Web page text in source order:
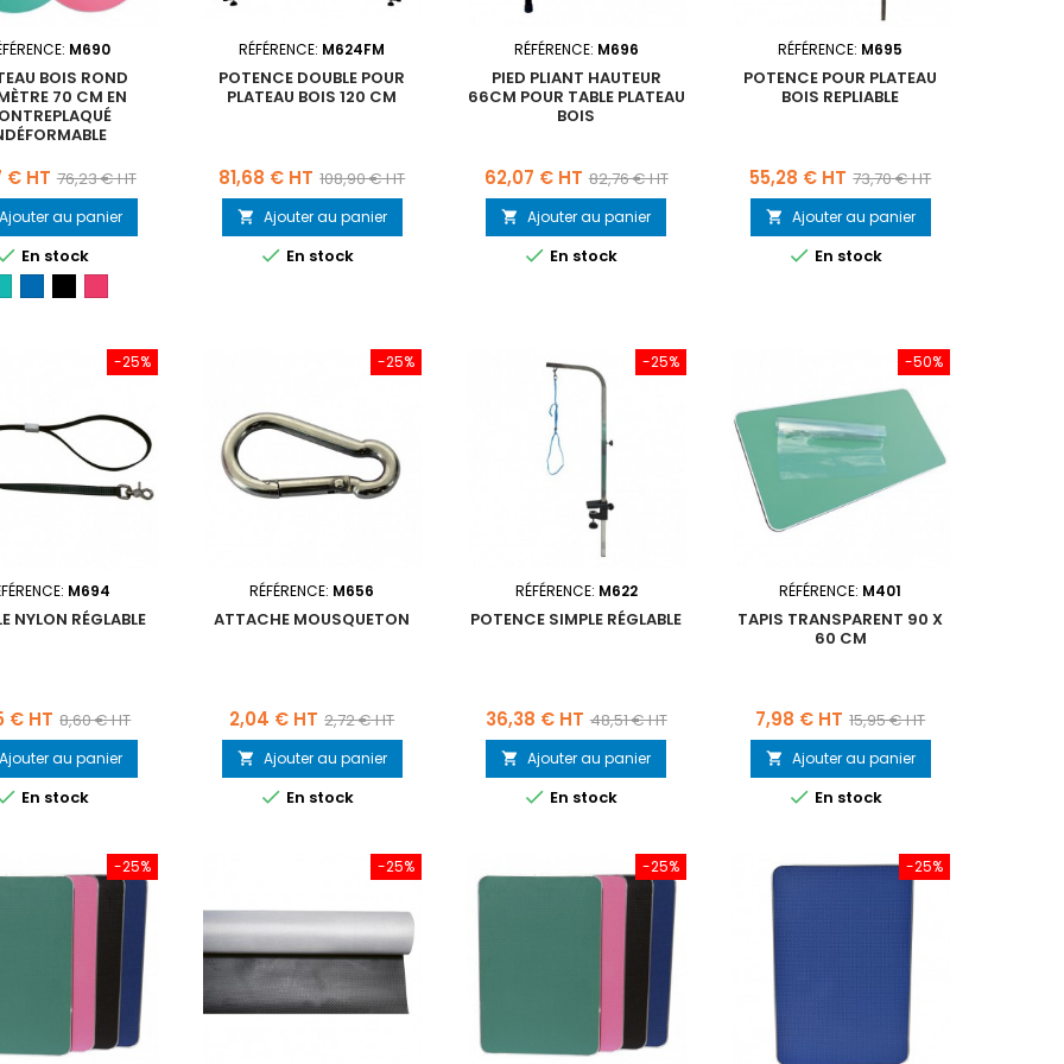
M690
BOIS ROND
70 CM EN
€ HT Prix
de
base
76,23 € HT
Ajouter au panier
En stock
RÉFÉRENCE: M624FM
POTENCE DOUBLE POUR
PLATEAU BOIS 120 CM
Prix
81,68 € HT Prix
de
base
108,90 € HT
 Ajouter au panier
 En stock
RÉFÉRENCE: M696
PIED PLIANT HAUTEUR
66CM POUR TABLE PLATEAU
BOIS
Prix
62,07 € HT Prix
de
base
82,76 € HT
 Ajouter au panier
 En stock
RÉFÉRENCE: M695
POTENCE POUR PLATEAU
BOIS REPLIABLE
Prix
55,28 € HT Prix
de
base
73,70 € HT
 Ajouter au panier
 En stock
-25%
M694
NYLON RÉGLABLE
€ HT Prix
base
8,60 € HT
Ajouter au panier
En stock
-25%
RÉFÉRENCE: M656
ATTACHE MOUSQUETON
Prix
2,04 € HT Prix
base
2,72 € HT
 Ajouter au panier
 En stock
-25%
RÉFÉRENCE: M622
POTENCE SIMPLE RÉGLABLE
Prix
36,38 € HT Prix
base
48,51 € HT
 Ajouter au panier
 En stock
-50%
RÉFÉRENCE: M401
TAPIS TRANSPARENT 90 X
60 CM
Prix
7,98 € HT Prix
base
15,95 € HT
 Ajouter au panier
 En stock
-25% -25% -25% -25%